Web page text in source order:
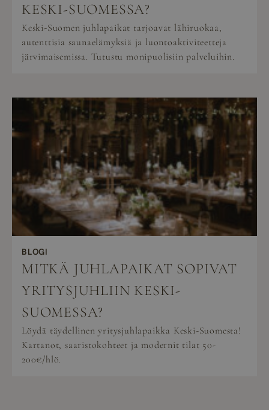
KESKI-SUOMESSA?
Keski-Suomen juhlapaikat tarjoavat lähiruokaa,
autenttisia saunaelämyksiä ja luontoaktiviteetteja
järvimaisemissa. Tutustu monipuolisiin palveluihin.
BLOGI
MITKÄ JUHLAPAIKAT SOPIVAT
YRITYSJUHLIIN KESKI-
SUOMESSA?
Löydä täydellinen yritysjuhlapaikka Keski-Suomesta!
Kartanot, saaristokohteet ja modernit tilat 50-
200€/hlö.